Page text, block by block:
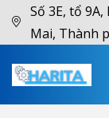
Số 3E, tổ
Mai, Thành